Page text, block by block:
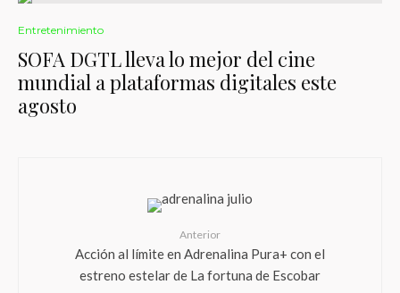
Entretenimiento
SOFA DGTL lleva lo mejor del cine
mundial a plataformas digitales este
agosto
Anterior
Acción al límite en Adrenalina Pura+ con el
estreno estelar de La fortuna de Escobar